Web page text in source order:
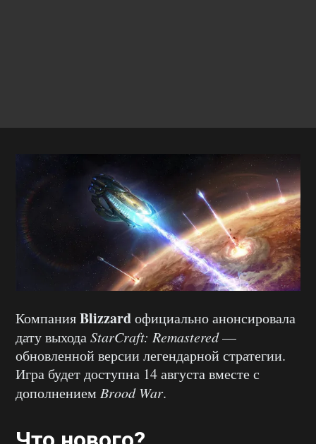
КомпанияBlizzardофициально анонсировала
дату выходаStarCraft: Remastered—
обновленной версии легендарной стратегии.
Игра будет доступна 14 августа вместе с
дополнением Brood War.